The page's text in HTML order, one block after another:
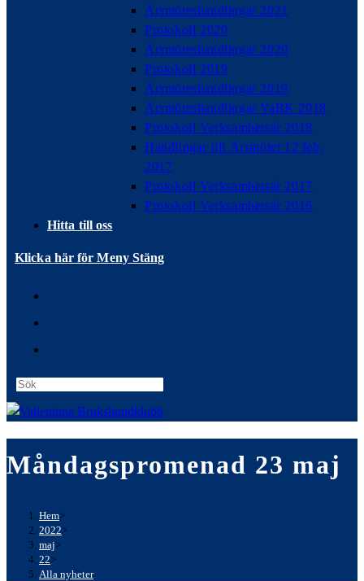
Årsmöteshandlingar 2021
Protokoll 2020
Årsmöteshandlingar 2020
Protokoll 2019
Årsmöteshandlingar 2019
Årsmöteshandlingar VaBK 2018
Protokoll Verksamhetsår 2018
Handlingar till Årsmötet 12 feb,
2017
Protokoll Verksamhetsår 2017
Protokoll Verksamhetsår 2016
Hitta till oss
Klicka här för Meny Stäng
to
close
the
Måndagspromenad 23 maj
Hem>
2022>
maj>
22>
Alla nyheter